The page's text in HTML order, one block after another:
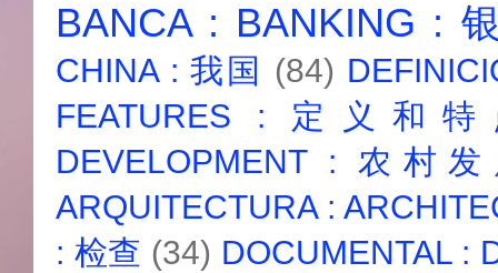
BANCA : BANKING :
CHINA : 我国 (84)
FEATURES : 定义和
DEVELOPMENT : 农村
ARQUITECTURA :
: 检查 (34) DOCUMENTAL :